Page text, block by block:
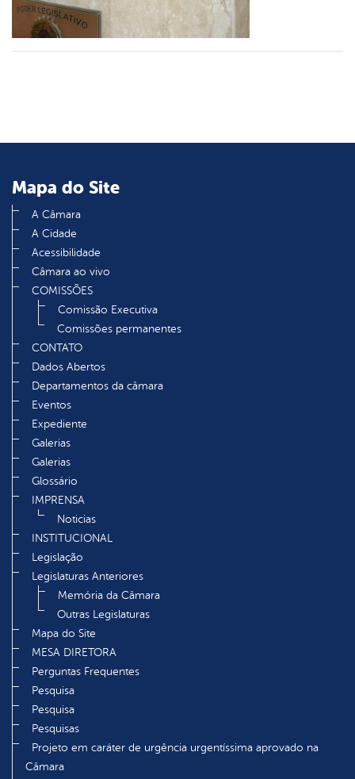
Mapa do Site
A Câmara
A Cidade
Acessibilidade
Câmara ao vivo
COMISSÕES
Comissão Executiva
Comissões permanentes
CONTATO
Dados Abertos
Departamentos da câmara
Eventos
Expediente
Galerias
Galerias
Glossário
IMPRENSA
Noticias
INSTITUCIONAL
Legislação
Legislaturas Anteriores
Memória da Câmara
Outras Legislaturas
Mapa do Site
MESA DIRETORA
Perguntas Frequentes
Pesquisa
Pesquisa
Pesquisas
Projeto em caráter de urgência urgentíssima aprovado na
Câmara